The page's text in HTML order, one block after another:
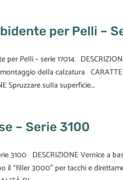
per Pelli –
per Pelli – serie 17014
della calzatura
Spruzzare sulla superficie...
– Serie 3100
3100 DESCRIZIONE Vernice a
il “filler 3000” per tacchi e